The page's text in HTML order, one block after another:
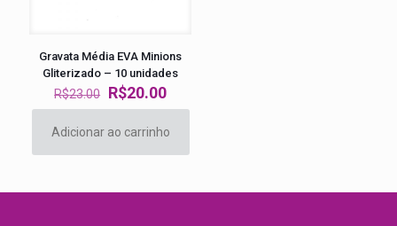
Gravata Média EVA Minions
Gliterizado – 10 unidades
R$23.00 O
preço
original
era:
R$23.00.
R$20.00O
preço
atual
é:
R$20.00.
Adicionar ao carrinho